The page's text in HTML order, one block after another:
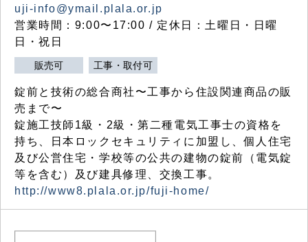
uji-info@ymail.plala.or.jp
営業時間：9:00〜17:00 / 定休日：土曜日・日曜
日・祝日
販売可 工事・取付可
錠前と技術の総合商社〜工事から住設関連商品の販
売まで〜
錠施工技師1級・2級・第二種電気工事士の資格を
持ち、日本ロックセキュリティに加盟し、個人住宅
及び公営住宅・学校等の公共の建物の錠前（電気錠
等を含む）及び建具修理、交換工事。
http://www8.plala.or.jp/fuji-home/